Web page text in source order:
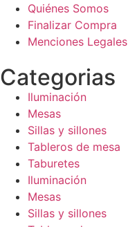
Quiénes Somos
Finalizar Compra
Menciones Legales
Categorias
Iluminación
Mesas
Sillas y sillones
Tableros de mesa
Taburetes
Iluminación
Mesas
Sillas y sillones